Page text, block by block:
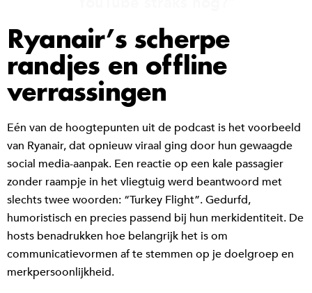
Ryanair’s scherpe
randjes en offline
verrassingen
Eén van de hoogtepunten uit de podcast is het voorbeeld
van Ryanair, dat opnieuw viraal ging door hun gewaagde
social media-aanpak. Een reactie op een kale passagier
zonder raampje in het vliegtuig werd beantwoord met
slechts twee woorden: “Turkey Flight”. Gedurfd,
humoristisch en precies passend bij hun merkidentiteit. De
hosts benadrukken hoe belangrijk het is om
communicatievormen af te stemmen op je doelgroep en
merkpersoonlijkheid.